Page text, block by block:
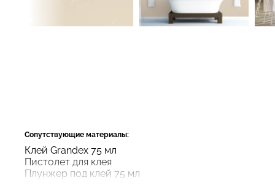
Сопутствующие материалы:
Клей Grandex 75 мл
Пистолет для клея
Плунжер под клей 75 мл